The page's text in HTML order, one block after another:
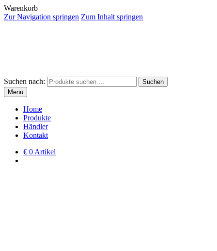
Warenkorb
Zur Navigation springen Zum Inhalt springen
Suchen nach:
Suchen
Menü
Home
Produkte
Händler
Kontakt
€ 0 Artikel